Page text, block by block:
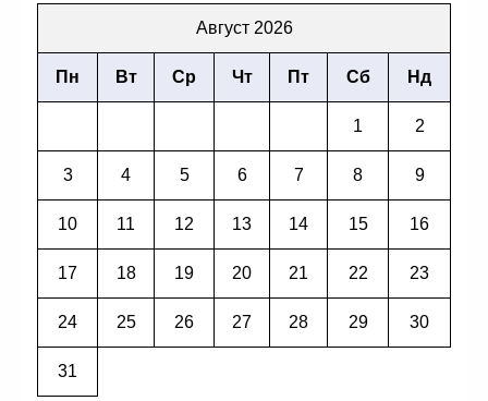
Август 2026
Пн Вт Ср Чт Пт Сб Нд
1 2
3 4 5 6 7 8 9
10 11 12 13 14 15 16
17 18 19 20 21 22 23
24 25 26 27 28 29 30
31